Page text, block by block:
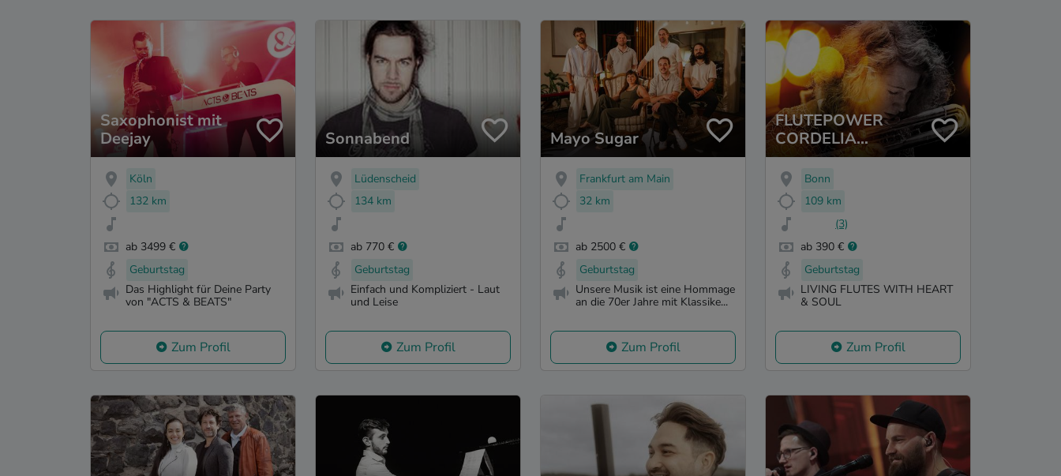
Saxophonist mit
Deejay
Köln
132 km
ab 3499 €
Geburtstag
Das Highlight für Deine Party
von "ACTS & BEATS"
Zum Profil
Sonnabend
Lüdenscheid
134 km
ab 770 €
Geburtstag
Einfach und Kompliziert - Laut
und Leise
Zum Profil
Mayo Sugar
Frankfurt am Main
32 km
ab 2500 €
Geburtstag
Unsere Musik ist eine Hommage
an die 70er Jahre mit Klassike...
Zum Profil
FLUTEPOWER
CORDELIA
LOOSEN-SARR
Bonn
109 km
(3)
ab 390 €
Geburtstag
LIVING FLUTES WITH HEART
& SOUL
Zum Profil